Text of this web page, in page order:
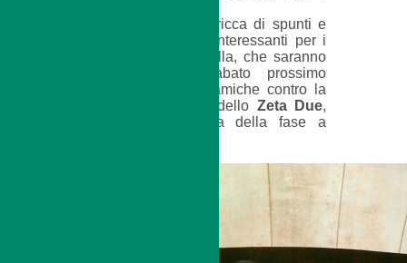
La giornata è stata ricca di spunti e
suggerimenti molto interessanti per i
ragazzi e per Raffaella, che saranno
certamente utili sabato prossimo
(23/4), tra le mura amiche contro la
squadra modenese dello Zeta Due,
per l’ultima giornata della fase a